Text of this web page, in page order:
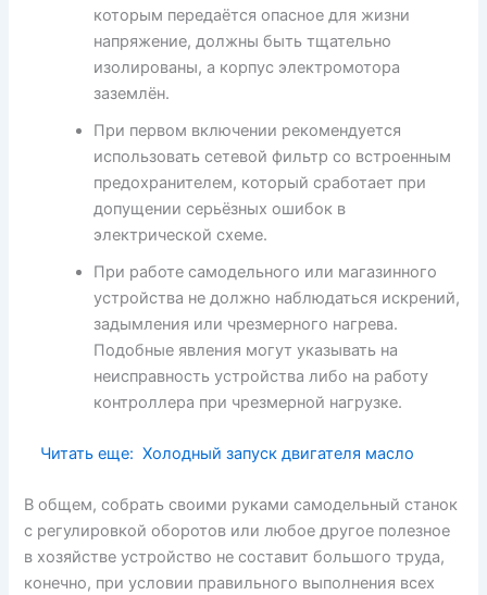
которым передаётся опасное для жизни
напряжение, должны быть тщательно
изолированы, а корпус электромотора
заземлён.
При первом включении рекомендуется
использовать сетевой фильтр со встроенным
предохранителем, который сработает при
допущении серьёзных ошибок в
электрической схеме.
При работе самодельного или магазинного
устройства не должно наблюдаться искрений,
задымления или чрезмерного нагрева.
Подобные явления могут указывать на
неисправность устройства либо на работу
контроллера при чрезмерной нагрузке.
Читать еще: Холодный запуск двигателя масло
В общем, собрать своими руками самодельный станок
с регулировкой оборотов или любое другое полезное
в хозяйстве устройство не составит большого труда,
конечно, при условии правильного выполнения всех